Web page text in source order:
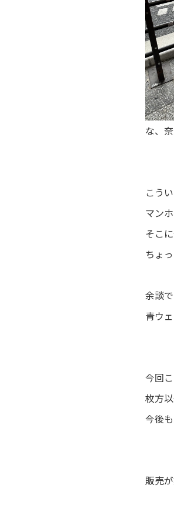
な、
こう
マン
そこ
ちょ
余談
青ウ
今回
枚方
今後
販売